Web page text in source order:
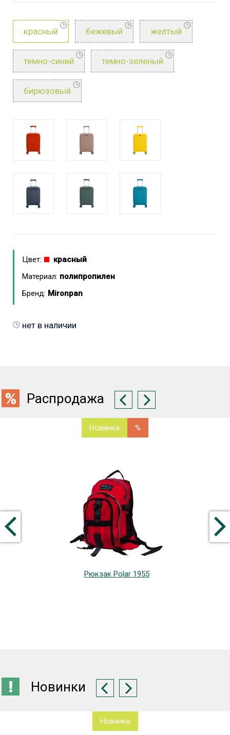
красный бежевый желтый
темно-синий темно-зеленый
бирюзовый
Цвет:
красный
Материал: полипропилен
Бренд: Mironpan
нет в наличии
Распродажа
Новинка %
Рюкзак Polar 1955
Новинки
Новинка